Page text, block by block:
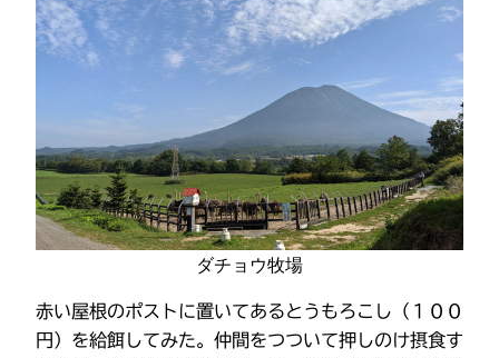
ダチョウ牧場
赤い屋根のポストに置いてあるとうもろこし（１００
円）を給餌してみた。仲間をつついて押しのけ摂食す